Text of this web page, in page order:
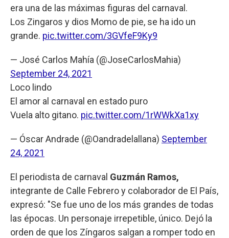
era una de las máximas figuras del carnaval.
Los Zingaros y dios Momo de pie, se ha ido un
grande. pic.twitter.com/3GVfeF9Ky9
— José Carlos Mahía (@JoseCarlosMahia)
September 24, 2021
Loco lindo
El amor al carnaval en estado puro
Vuela alto gitano. pic.twitter.com/1rWWkXa1xy
— Óscar Andrade (@Oandradelallana) September
24, 2021
El periodista de carnaval Guzmán Ramos,
integrante de Calle Febrero y colaborador de El País,
expresó: "Se fue uno de los más grandes de todas
las épocas. Un personaje irrepetible, único. Dejó la
orden de que los Zíngaros salgan a romper todo en